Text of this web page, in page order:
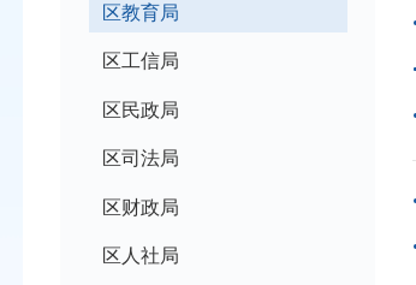
区教育局
区工信局
区民政局
区司法局
区财政局
区人社局